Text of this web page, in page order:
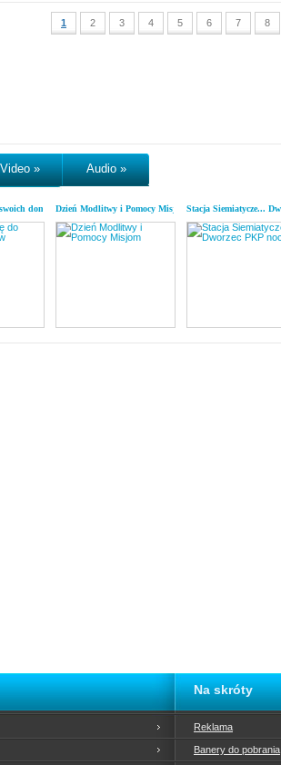
1 2 3 4 5 6 7 8
Video » Audio »
domówDzień Modlitwy i Pomocy MisjomStacja Siemiatycze...
Na skróty
Reklama
Banery do pobrania